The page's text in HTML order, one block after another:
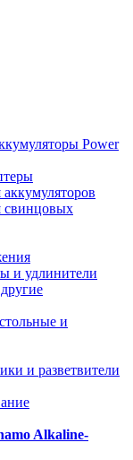
Power
свинцовых
и удлинители
и
и разветвители
Alkaline-